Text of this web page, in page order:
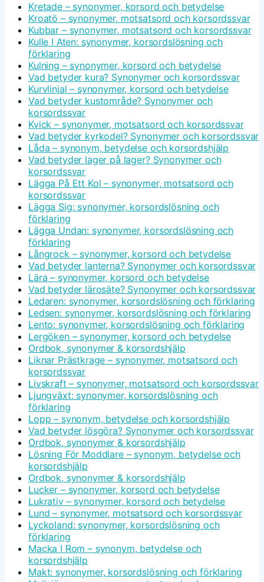
Kretade – synonymer, korsord och betydelse
Kroatö – synonymer, motsatsord och korsordssvar
Kubbar – synonymer, motsatsord och korsordssvar
Kulle I Aten: synonymer, korsordslösning och
förklaring
Kulning – synonymer, korsord och betydelse
Vad betyder kura? Synonymer och korsordssvar
Kurvlinjal – synonymer, korsord och betydelse
Vad betyder kustområde? Synonymer och
korsordssvar
Kvick – synonymer, motsatsord och korsordssvar
Vad betyder kyrkodel? Synonymer och korsordssvar
Låda – synonym, betydelse och korsordshjälp
Vad betyder lager på lager? Synonymer och
korsordssvar
Lägga På Ett Kol – synonymer, motsatsord och
korsordssvar
Lägga Sig: synonymer, korsordslösning och
förklaring
Lägga Undan: synonymer, korsordslösning och
förklaring
Långrock – synonymer, korsord och betydelse
Vad betyder lanterna? Synonymer och korsordssvar
Lära – synonymer, korsord och betydelse
Vad betyder lärosäte? Synonymer och korsordssvar
Ledaren: synonymer, korsordslösning och förklaring
Ledsen: synonymer, korsordslösning och förklaring
Lento: synonymer, korsordslösning och förklaring
Lergöken – synonymer, korsord och betydelse
Ordbok, synonymer & korsordshjälp
Liknar Prästkrage – synonymer, motsatsord och
korsordssvar
Livskraft – synonymer, motsatsord och korsordssvar
Ljungväxt: synonymer, korsordslösning och
förklaring
Lopp – synonym, betydelse och korsordshjälp
Vad betyder lösgöra? Synonymer och korsordssvar
Ordbok, synonymer & korsordshjälp
Lösning För Moddlare – synonym, betydelse och
korsordshjälp
Ordbok, synonymer & korsordshjälp
Lucker – synonymer, korsord och betydelse
Lukrativ – synonymer, korsord och betydelse
Lund – synonymer, motsatsord och korsordssvar
Lyckoland: synonymer, korsordslösning och
förklaring
Macka I Rom – synonym, betydelse och
korsordshjälp
Makt: synonymer, korsordslösning och förklaring